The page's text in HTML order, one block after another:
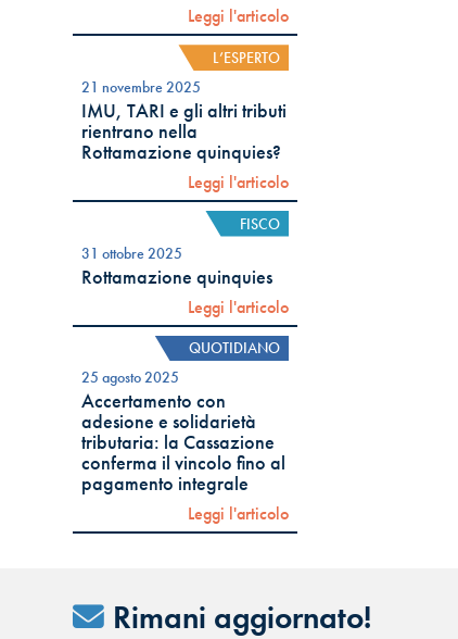
Leggi l'articolo
L’ESPERTO
21 novembre 2025
IMU, TARI e gli altri tributi
rientrano nella
Rottamazione quinquies?
Leggi l'articolo
FISCO
31 ottobre 2025
Rottamazione quinquies
Leggi l'articolo
QUOTIDIANO
25 agosto 2025
Accertamento con
adesione e solidarietà
tributaria: la Cassazione
conferma il vincolo fino al
pagamento integrale
Leggi l'articolo
Rimani aggiornato!